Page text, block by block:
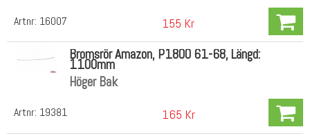
Artnr: 16007 155 Kr
Artnr: 19381
Bromsrör Amazon, P1800 61-68, Längd:
1100mm
Höger Bak
165 Kr